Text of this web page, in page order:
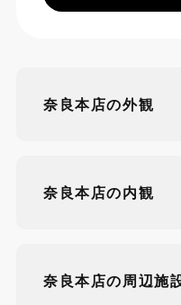
奈良本店の外観
奈良本店の内観
奈良本店の周辺施